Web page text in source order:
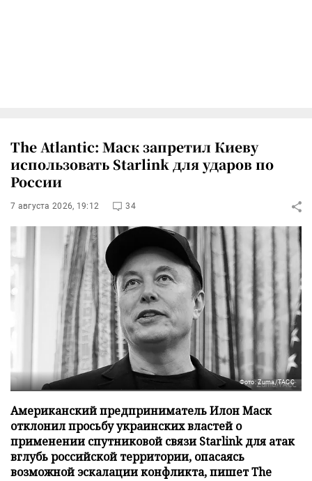
The Atlantic: Маск запретил Киеву
использовать Starlink для ударов по
России
7 августа 2026, 19:12 34
Фото: Zuma/ТАСС
Американский предприниматель Илон Маск
отклонил просьбу украинских властей о
применении спутниковой связи Starlink для атак
вглубь российской территории, опасаясь
возможной эскалации конфликта, пишет The